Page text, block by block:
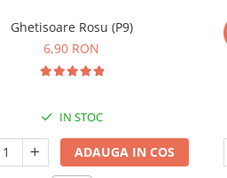
Ghetisoare Rosu (P9)
6,90 RON
IN STOC
ADAUGA IN COS